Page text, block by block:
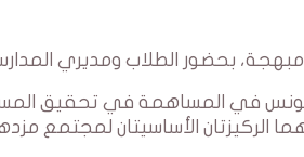
بحضور الطلاب ومديري
تونس في المساهمة في تحقيق
الركيزتان الأساسيتان لمجتمع